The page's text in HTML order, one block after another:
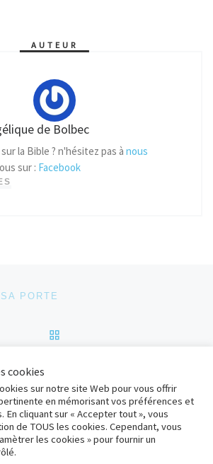
AUTEUR
de Bolbec
la Bible ? n'hésitez pas à nous
sur : Facebook
articles
PORTE
NOTRE SERVICE AVEC DIEU
Bolbec– Tous droits réservés
WP Thème Customizr
cookies
sur notre site Web pour vous offrir
en mémorisant vos préférences et
cliquant sur « Accepter tout », vous
de TOUS les cookies. Cependant, vous
les cookies » pour fournir un